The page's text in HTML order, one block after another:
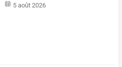
5 août 2026